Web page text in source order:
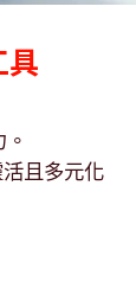
具
且多元化